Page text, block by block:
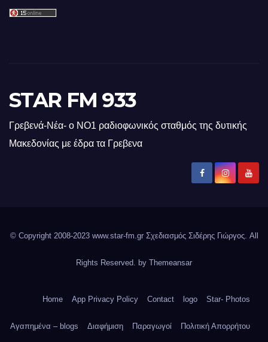
STAR FM 933
Γρεβενά-Νέα- ο ΝΟ1 ραδιοφωνικός σταθμός της δυτικής
Μακεδονίας με έδρα τα Γρεβενα
© Copyright 2008-2023 www.star-fm.gr Σχεδιασμός Σιδέρης Γιώργος. All
Rights Reserved. by Themeansar
Home App Privacy Policy Contact logo Star- Photos
Αγαπημένα – blogs Διαφήμιση Παραγωγοί Πολιτική Απορρήτου